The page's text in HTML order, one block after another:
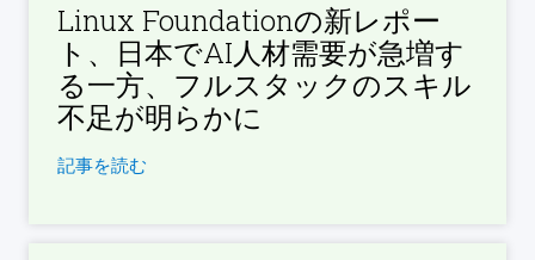
Linux Foundationの新レポー
ト、日本でAI人材需要が急増す
る一方、フルスタックのスキル
不足が明らかに
記事を読む